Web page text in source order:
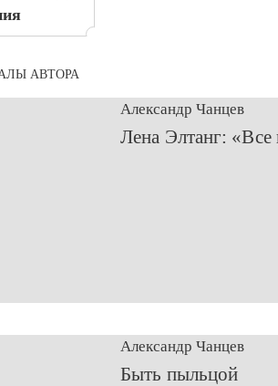
АВТОРА
Александр Чанцев
​Лена Элтанг: «Все
Александр Чанцев
​Быть пыльцой